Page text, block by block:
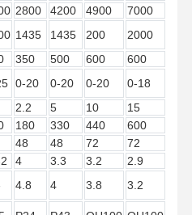
2800 4200 4900
7000
1435 1435 200
2000
350 500 600
600
0-20 0-20 0-20
0-18
2.2 5 10
15
180 330 440
600
48 48 72
72
4 3.3 3.2
2.9
4.8 4 3.8
3.2